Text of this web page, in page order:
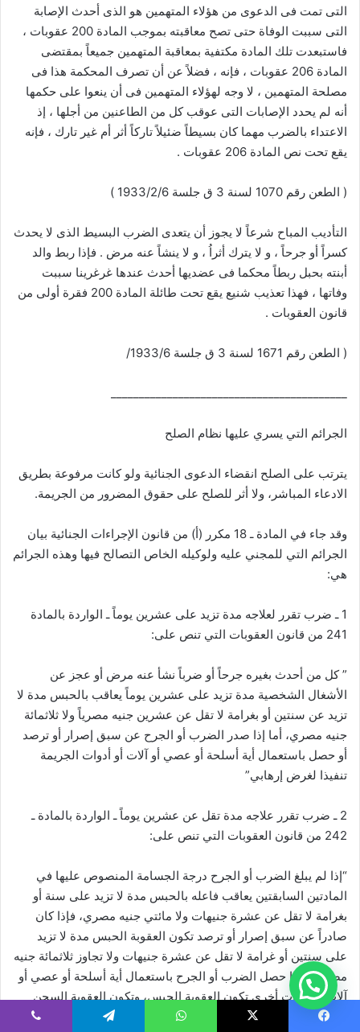
التى تمت فى الدعوى من هؤلاء المتهمين هو الذى أحدث الإصابة
التى سببت الوفاة حتى تصح معاقبته بموجب المادة 200 عقوبات ،
فاستبعدت تلك المادة مكتفية بمعاقبة المتهمين جميعاً بمقتضى
المادة 206 عقوبات ، فإنه ، فضلاً عن أن تصرف المحكمة هذا فى
مصلحة المتهمين ، لا وجه لهؤلاء المتهمين فى أن ينعوا على حكمها
أنه لم يحدد الإصابات التى عوقب كل من الطاعنين من أجلها ، إذ
الاعتداء بالضرب مهما كان بسيطاً ضئيلاً تاركاً أثر أم غير تارك ، فإنه
يقع تحت نص المادة 206 عقوبات .
( الطعن رقم 1070 لسنة 3 ق جلسة 1933/2/6 )
التأديب المباح شرعاً لا يجوز أن يتعدى الضرب البسيط الذى لا يحدث
كسراً أو جرحاً ، و لا يترك أثراُ ، و لا ينشاً عنه مرض . فإذا ربط والد
أبنته بحبل ربطاً محكما فى عضديها أحدث عندها غرغرينا سببت
وفاتها ، فهذا تعذيب شنيع يقع تحت طائلة المادة 200 فقرة أولى من
قانون العقوبات .
( الطعن رقم 1671 لسنة 3 ق جلسة 1933/6/
الجرائم التي يسري عليها نظام الصلح
يترتب على الصلح انقضاء الدعوى الجنائية ولو كانت مرفوعة بطريق
الادعاء المباشر، ولا أثر للصلح على حقوق المضرور من الجريمة.
وقد جاء في المادة ـ 18 مكرر (أ) من قانون الإجراءات الجنائية بيان
الجرائم التي للمجني عليه ولوكيله الخاص التصالح فيها وهذه الجرائم
هي:
1 ـ ضرب تقرر لعلاجه مدة تزيد على عشرين يوماً ـ الواردة بالمادة
241 من قانون العقوبات التي تنص على:
” كل من أحدث بغيره جرحاً أو ضرباً نشأ عنه مرض أو عجز عن
الأشغال الشخصية مدة تزيد على عشرين يوماً يعاقب بالحبس مدة لا
تزيد عن سنتين أو بغرامة لا تقل عن عشرين جنيه مصرياً ولا ثلاثمائة
جنيه مصري، أما إذا صدر الضرب أو الجرح عن سبق إصرار أو ترصد
أو حصل باستعمال أية أسلحة أو عصي أو آلات أو أدوات الجريمة
تنفيذا لغرض إرهابي”
2 ـ ضرب تقرر علاجه مدة تقل عن عشرين يوماً ـ الواردة بالمادة ـ
242 من قانون العقوبات التي تنص على:
“إذا لم يبلغ الضرب أو الجرح درجة الجسامة المنصوص عليها في
المادتين السابقتين يعاقب فاعله بالحبس مدة لا تزيد على سنة أو
بغرامة لا تقل عن عشرة جنيهات ولا مائتي جنيه مصري، فإذا كان
صادراً عن سبق إصرار أو ترصد تكون العقوبة الحبس مدة لا تزيد
على سنتين أو غرامة لا تقل عن عشرة جنيهات ولا تجاوز ثلاثمائة جنيه
مصري، وإذا حصل الضرب أو الجرح باستعمال أية أسلحة أو عصي أو
آلات أو أدوات أخرى تكون العقوبة الحبس، وتكون العقوبة السجن
الذي لا يزيد مدته على خمس سنوات في الجرائم المنصوص عليها